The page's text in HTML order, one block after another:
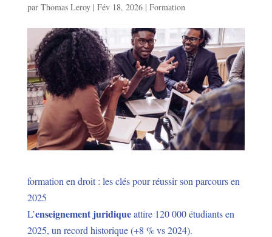
par Thomas Leroy| Fév 18, 2026| Formation
formation en droit : les clés pour réussir son parcours en
2025
L’enseignement juridiqueattire 120 000 étudiants en
2025, un record historique (+8 % vs 2024).